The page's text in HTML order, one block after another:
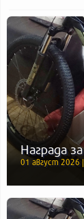
Награда
01 август 2026